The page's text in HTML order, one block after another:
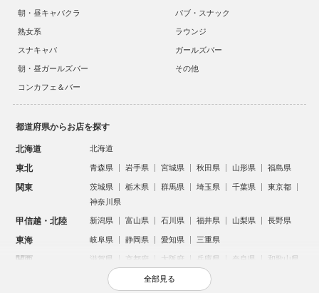
朝・昼キャバクラ
パブ・スナック
熟女系
ラウンジ
スナキャバ
ガールズバー
朝・昼ガールズバー
その他
コンカフェ＆バー
都道府県からお店を探す
北海道 北海道
東北 青森県 岩手県 宮城県 秋田県 山形県 福島県
関東 茨城県 栃木県 群馬県 埼玉県 千葉県
東京都
神奈川県
甲信越・北陸 新潟県 富山県 石川県 福井県 山梨県 長野県
東海 岐阜県 静岡県 愛知県 三重県
関西 滋賀県 京都府 大阪府 兵庫県 奈良県 和歌山県
鳥取県 島根県 岡山県 広島県
全部見る